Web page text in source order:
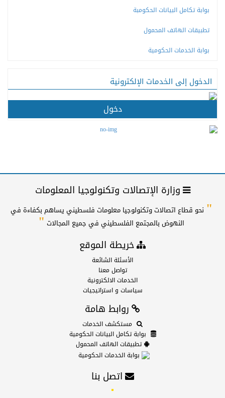
بوابة تكامل البيانات الحكومبة
تطبيقات الهاتف المحمول
بوابة الخدمات الحكومية
الدخول إلى الخدمات الإلكترونية
دخول
وزارة الإتصالات وتكنولوجيا المعلومات
" نحو قطاع اتصالات وتكنولوجيا معلومات فلسطيني يساهم بكفاءة في
النهوض بالمجتمع الفلسطيني في جميع المجالات"
خريطة الموقع
الأسئلة الشائعة
تواصل معنا
الخدمات الالكترونية
سياسات و استراتيجيات
روابط هامة
مستكشف الخدمات
بوابة تكامل البيانات الحكومية
تطبيقات الهاتف المحمول
بوابة الخدمات الحكومية
اتصل بنا